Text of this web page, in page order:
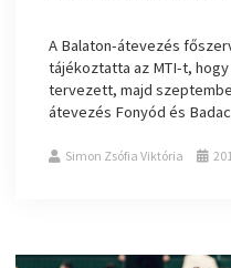
A Balaton-átevezés
tájékoztatta az MTI-t,
tervezett, majd
átevezés Fonyód és
Simon Zsófia Viktória